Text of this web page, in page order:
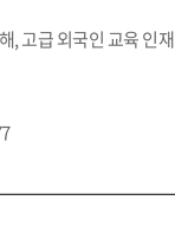
, 고급 외국인 교육 인